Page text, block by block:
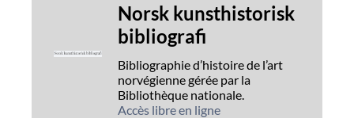
Norsk kunsthistorisk
bibliografi
Bibliographie d’histoire de l’art
norvégienne gérée par la
Bibliothèque nationale.
Accès libre en ligne